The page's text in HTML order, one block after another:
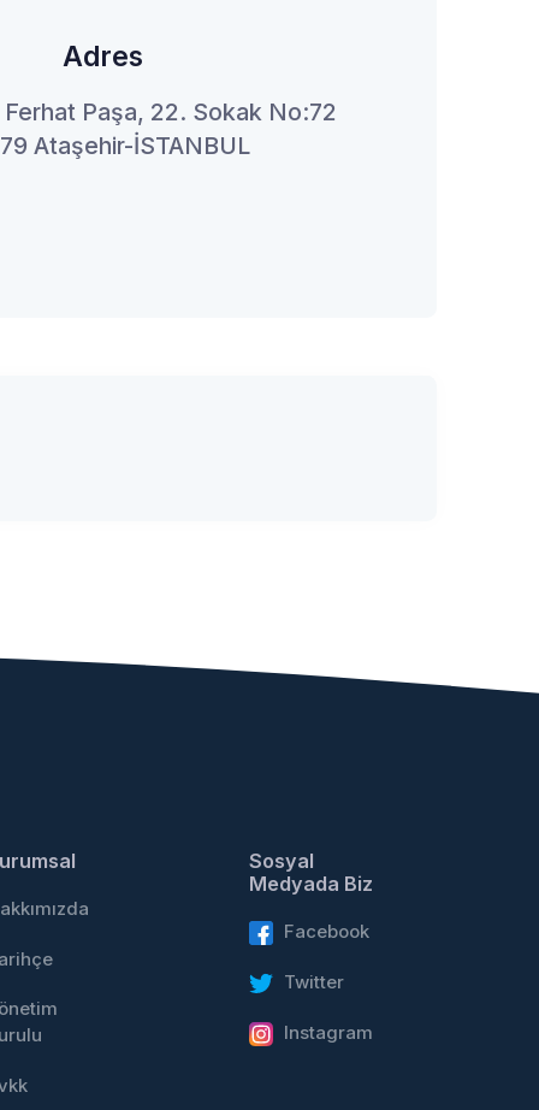
Adres
Paşa, 22. Sokak No:72
Ataşehir-İSTANBUL
Sosyal
Medyada Biz
Facebook
Twitter
Instagram